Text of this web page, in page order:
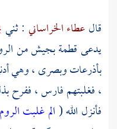
قالعطاء الخراساني : ثني
يدعىقطمةبجيش من
بأذرعاتوبصرى ،وهي
،فغلبتهمفارس ،ففرح
فأنزل الله (الم غلبت